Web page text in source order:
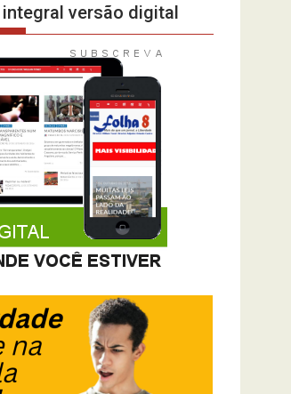
integral versão digital